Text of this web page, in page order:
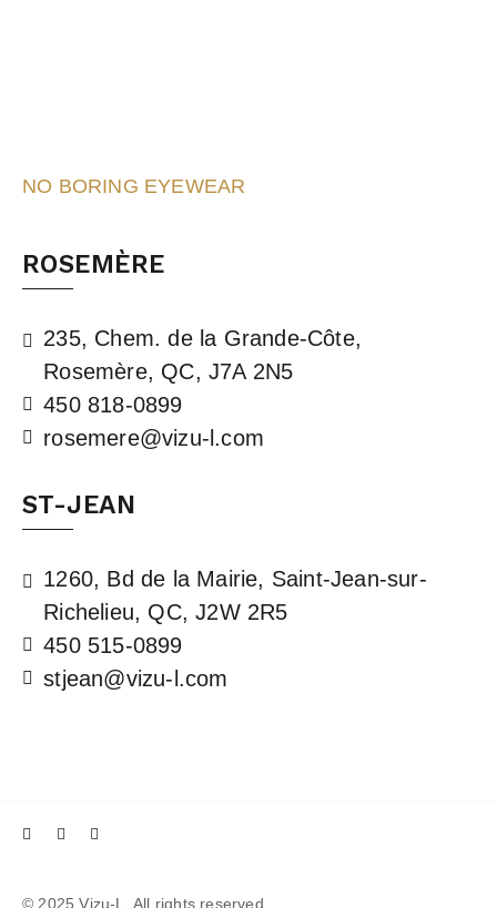
NO BORING EYEWEAR
ROSEMÈRE
235, Chem. de la Grande-Côte,
Rosemère, QC, J7A 2N5
450 818-0899
rosemere@vizu-l.com
ST-JEAN
1260, Bd de la Mairie, Saint-Jean-sur-
Richelieu, QC, J2W 2R5
450 515-0899
stjean@vizu-l.com
© 2025 Vizu-L, All rights reserved